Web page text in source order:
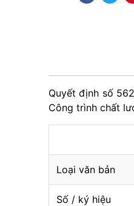
Quyết định số
Công trình chất
Loại văn bản
Số / ký hiệu